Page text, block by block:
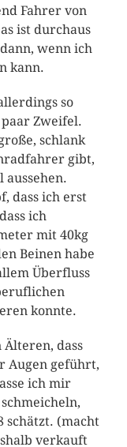
Fahrer von
ist durchaus
wenn ich
kann.
so
Zweifel.
schlank
gibt,
aussehen.
dass ich erst
ich
mit 40kg
Beinen habe
Überfluss
konnte.
Älteren, dass
Augen geführt,
ich mir
schätzt. (macht
verkauft